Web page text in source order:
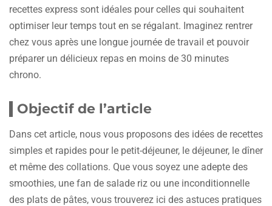
recettes express sont idéales pour celles qui souhaitent
optimiser leur temps tout en se régalant. Imaginez rentrer
chez vous après une longue journée de travail et pouvoir
préparer un délicieux repas en moins de 30 minutes
chrono.
Objectif de l’article
Dans cet article, nous vous proposons des idées de recettes
simples et rapides pour le petit-déjeuner, le déjeuner, le dîner
et même des collations. Que vous soyez une adepte des
smoothies, une fan de salade riz ou une inconditionnelle
des plats de pâtes, vous trouverez ici des astuces pratiques